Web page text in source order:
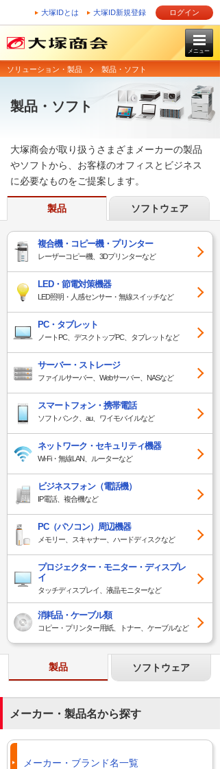
大塚IDとは 大塚ID新規登録 ログイン
メニュー
ソリューション・製品 製品・ソフト
製品・ソフト
大塚商会が取り扱うさまざまメーカーの製品
やソフトから、お客様のオフィスとビジネス
に必要なものをご提案します。
製品 ソフトウェア
複合機・コピー機・プリンター
レーザーコピー機、3Dプリンターなど
LED・節電対策機器
LED照明・人感センサー・無線スイッチなど
PC・タブレット
ノートPC、デスクトップPC、タブレットなど
サーバー・ストレージ
ファイルサーバー、Webサーバー、NASなど
スマートフォン・携帯電話
ソフトバンク、au、ワイモバイルなど
ネットワーク・セキュリティ機器
Wi-Fi・無線LAN、ルーターなど
ビジネスフォン（電話機）
IP電話、複合機など
PC（パソコン）周辺機器
メモリー、スキャナー、ハードディスクなど
プロジェクター・モニター・ディスプレ
イ
タッチディスプレイ、液晶モニターなど
消耗品・ケーブル類
コピー・プリンター用紙、トナー、ケーブルなど
製品 ソフトウェア
メーカー・製品名から探す
メーカー・ブランド名一覧